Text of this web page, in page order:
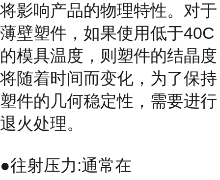
将影响产品的物理特性。对于
薄壁塑件，如果使用低于40C
的模具温度，则塑件的结晶度
将随着时间而变化，为了保持
塑件的几何稳定性，需要进行
退火处理。
●往射压力:通常在